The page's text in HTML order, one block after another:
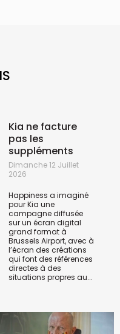
Kia ne facture
pas les
suppléments
Dimanche 12 Juillet
2026
Happiness a imaginé
pour Kia une
campagne diffusée
sur un écran digital
grand format à
Brussels Airport, avec à
l’écran des créations
qui font des références
directes à des
situations propres au...